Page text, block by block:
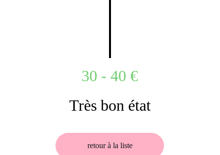
30 - 40 €
retour à la liste
Très bon état